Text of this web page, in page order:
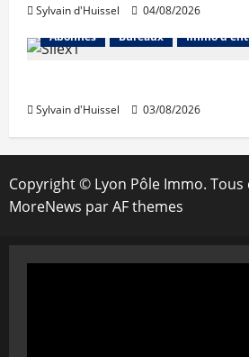
Sylvain d'Huissel
04/08/2026
Abonnés
Bureaux Immo
Sylvain d'Huissel 03/08/2026
Copyright © Lyon Pôle Immo.
MoreNews par AF themes